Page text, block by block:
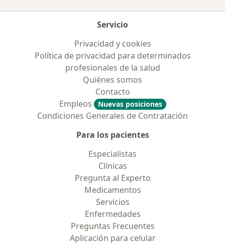
Servicio
Privacidad y cookies
Política de privacidad para determinados
profesionales de la salud
Quiénes somos
Contacto
Empleos
Nuevas posiciones
Condiciones Generales de Contratación
Para los pacientes
Especialistas
Clínicas
Pregunta al Experto
Medicamentos
Servicios
Enfermedades
Preguntas Frecuentes
Aplicación para celular